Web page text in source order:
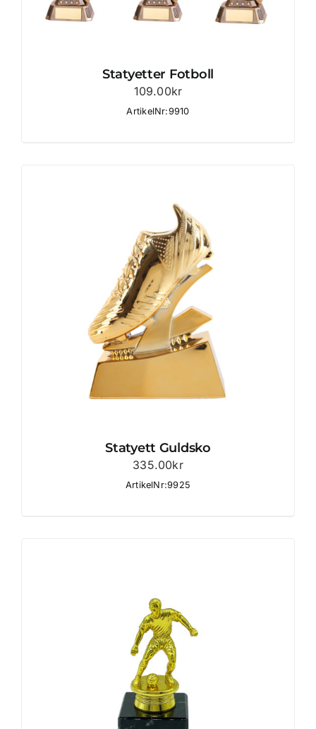
Statyetter Fotboll
109.00kr
ArtikelNr:9910
Statyett Guldsko
335.00kr
ArtikelNr:9925